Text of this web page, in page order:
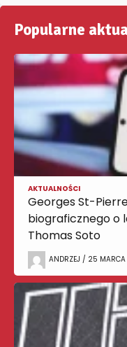
Popularne
AKTUALNOŚCI
Georges St-
biograficznego o
Thomas Soto
ANDRZEJ / 25